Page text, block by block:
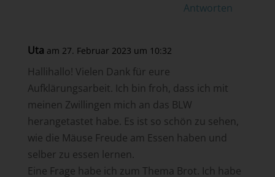
Antworten
Uta am 27. Februar 2023 um 10:32
Hallihallo! Vielen Dank für eure
Aufklärungsarbeit. Ich bin froh, dass ich mit
meinen Zwillingen mich an das BLW
herangetastet habe. Es ist so schön zu sehen,
wie die Mäuse Freude am Essen haben und
selber zu essen lernen.
Eine Frage habe ich zum Thema Brot. Ich habe